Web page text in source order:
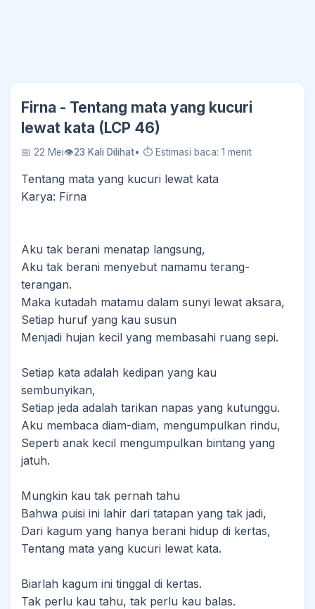
Firna - Tentang mata yang kucuri
lewat kata (LCP 46)
📅 22 Mei👁23 Kali Dilihat• ⏱ Estimasi baca: 1 menit
Tentang mata yang kucuri lewat kata
Karya: Firna
Aku tak berani menatap langsung,
Aku tak berani menyebut namamu terang-
terangan.
Maka kutadah matamu dalam sunyi lewat aksara,
Setiap huruf yang kau susun
Menjadi hujan kecil yang membasahi ruang sepi.
Setiap kata adalah kedipan yang kau
sembunyikan,
Setiap jeda adalah tarikan napas yang kutunggu.
Aku membaca diam-diam, mengumpulkan rindu,
Seperti anak kecil mengumpulkan bintang yang
jatuh.
Mungkin kau tak pernah tahu
Bahwa puisi ini lahir dari tatapan yang tak jadi,
Dari kagum yang hanya berani hidup di kertas,
Tentang mata yang kucuri lewat kata.
Biarlah kagum ini tinggal di kertas.
Tak perlu kau tahu, tak perlu kau balas.